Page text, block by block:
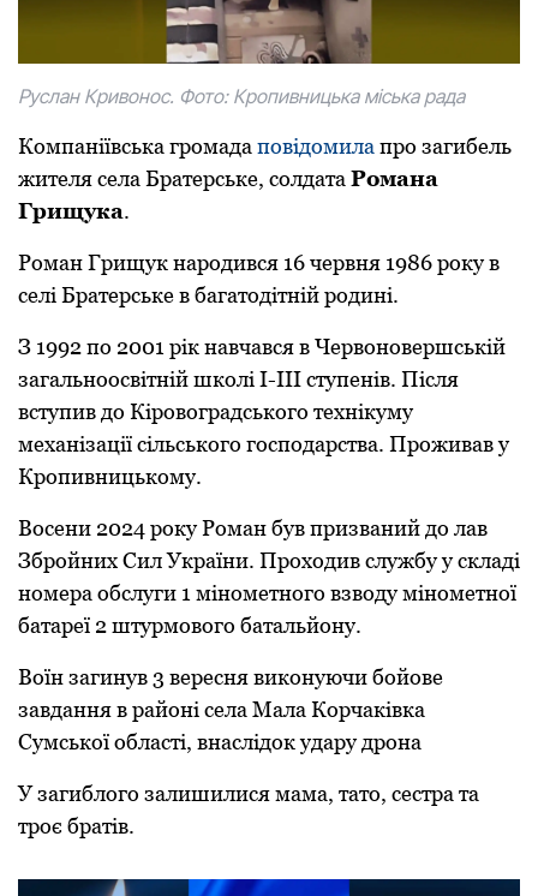
Руслан Кривонос. Фото: Кропивницька міська рада
Компаніївська громада повідомила про загибель
жителя села Братерське, солдата Романа
Грищука.
Роман Грищук народився 16 червня 1986 року в
селі Братерське в багатодітній родині.
З 1992 по 2001 рік навчався в Червоновершській
загальноосвітній школі І-ІІІ ступенів. Після
вступив до Кіровоградського технікуму
механізації сільського господарства. Проживав у
Кропивницькому.
Восени 2024 року Роман був призваний до лав
Збройних Сил України. Проходив службу у складі
номера обслуги 1 мінометного взводу мінометної
батареї 2 штурмового батальйону.
Воїн загинув 3 вересня виконуючи бойове
завдання в районі села Мала Корчаківка
Сумської області, внаслідок удару дрона
У загиблого залишилися мама, тато, сестра та
троє братів.